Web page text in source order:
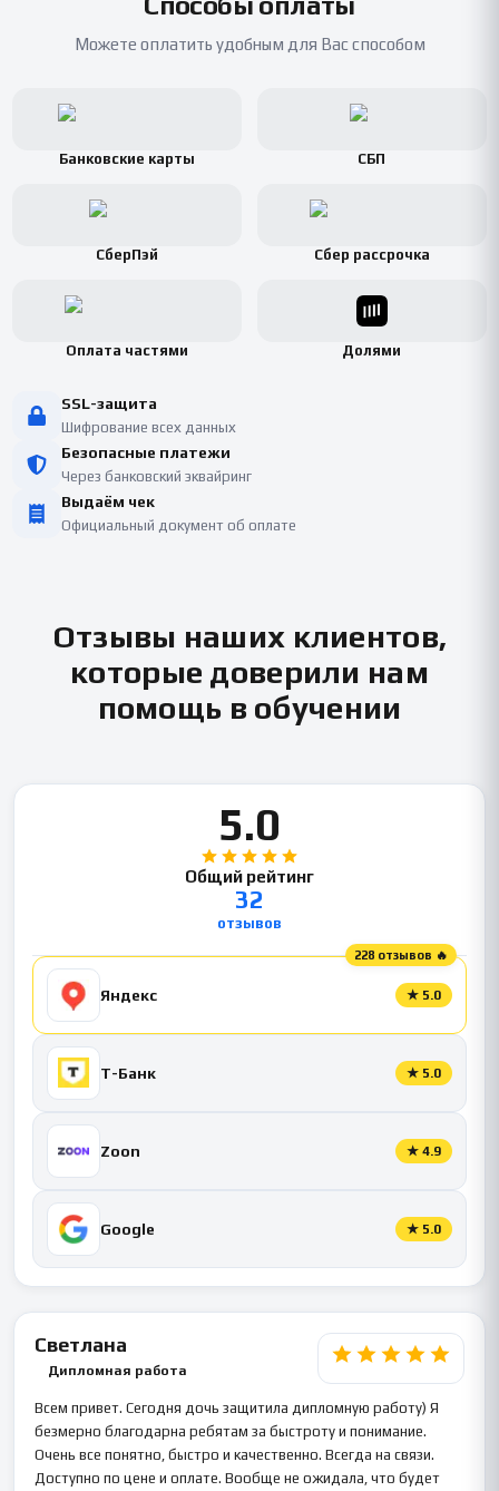
Можете оплатить удобным для Вас способом
Банковские карты СБП
СберПэй Сбер рассрочка
Оплата частями Долями
SSL-защита
Шифрование всех данных
Безопасные платежи
Через банковский эквайринг
Выдаём чек
Официальный документ об оплате
Отзывы наших клиентов,
которые доверили нам
помощь в обучении
5.0
Общий рейтинг
32
отзывов
228 отзывов 🔥
Яндекс ★ 5.0
Т-Банк ★ 5.0
Zoon ★ 4.9
Google ★ 5.0
Светлана
Дипломная работа
Всем привет. Сегодня дочь защитила дипломную работу) Я
безмерно благодарна ребятам за быстроту и понимание.
Очень все понятно, быстро и качественно. Всегда на связи.
Доступно по цене и оплате. Вообще не ожидала, что будет